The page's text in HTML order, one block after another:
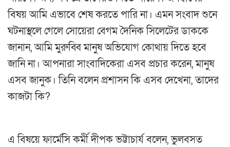
বিষয় আমি এভাবে শেষ করতে পারি না। এমন সংবাদ শুনে
ঘটনাস্থলে গেলে সোয়েরা বেগম দৈনিক সিলেটের ডাককে
জানান, আমি মুরুব্বি মানুষ অভিযোগ কোথায় দিতে হবে
জানি না। আপনারা সাংবাদিকেরা এসব প্রচার করেন, মানুষ
এসব জানুক। তিনি বলেন প্রশাসন কি এসব দেখেনা, তাদের
কাজটা কি?
এ বিষয়ে ফার্মেসি কর্মী দীপক ভট্টাচার্য বলেন, ভুলবসত